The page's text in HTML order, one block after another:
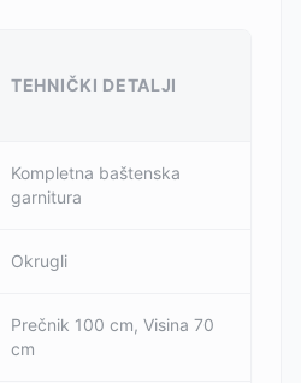
TEHNIČKI DETALJI
Kompletna baštenska
garnitura
Okrugli
Prečnik 100 cm, Visina 70
cm